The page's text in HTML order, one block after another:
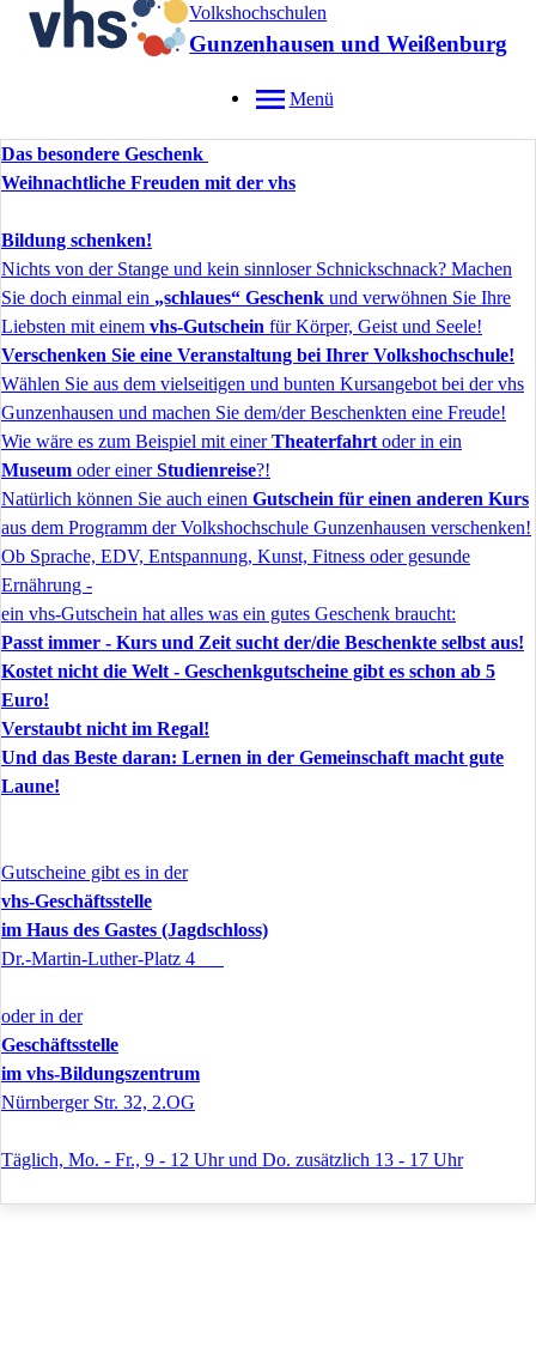
Volkshochschulen
Gunzenhausen und Weißenburg
Menü
Das besondere Geschenk
Weihnachtliche Freuden mit der vhs
Bildung schenken!
Nichts von der Stange und kein sinnloser Schnickschnack? Machen
Sie doch einmal ein „schlaues“ Geschenk und verwöhnen Sie Ihre
Liebsten mit einem vhs-Gutschein für Körper, Geist und Seele!
Verschenken Sie eine Veranstaltung bei Ihrer Volkshochschule!
Wählen Sie aus dem vielseitigen und bunten Kursangebot bei der vhs
Gunzenhausen und machen Sie dem/der Beschenkten eine Freude!
Wie wäre es zum Beispiel mit einerTheaterfahrt oder in ein
Museum oder einerStudienreise?!
Natürlich können Sie auch einen Gutschein für einen anderen Kurs
aus dem Programm der Volkshochschule Gunzenhausen verschenken!
Ob Sprache, EDV, Entspannung, Kunst, Fitness oder gesunde
Ernährung -
ein vhs-Gutschein hat alles was ein gutes Geschenk braucht:
Passt immer - Kurs und Zeit sucht der/die Beschenkte selbst aus!
Kostet nicht die Welt - Geschenkgutscheine gibt es schon ab 5
Euro!
Verstaubt nicht im Regal!
Und das Beste daran: Lernen in der Gemeinschaft macht gute
Laune!
Gutscheine gibt es in der
vhs-Geschäftsstelle
im Haus des Gastes (Jagdschloss)
Dr.-Martin-Luther-Platz 4
oder in der
Geschäftsstelle
im vhs-Bildungszentrum
Nürnberger Str. 32, 2.OG
Täglich, Mo. - Fr., 9 - 12 Uhr und Do. zusätzlich 13 - 17 Uhr